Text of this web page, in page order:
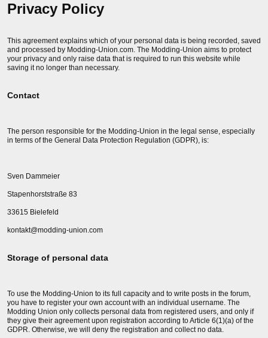
Privacy Policy
This agreement explains which of your personal data is being recorded, saved
and processed by Modding-Union.com. The Modding-Union aims to protect
your privacy and only raise data that is required to run this website while
saving it no longer than necessary.
Contact
The person responsible for the Modding-Union in the legal sense, especially
in terms of the General Data Protection Regulation (GDPR), is:
Sven Dammeier
Stapenhorststraße 83
33615 Bielefeld
kontakt@modding-union.com
Storage of personal data
To use the Modding-Union to its full capacity and to write posts in the forum,
you have to register your own account with an individual username. The
Modding Union only collects personal data from registered users, and only if
they give their agreement upon registration according to Article 6(1)(a) of the
GDPR. Otherwise, we will deny the registration and collect no data.